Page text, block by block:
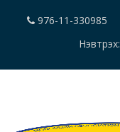
976-11-330985
Нэвтрэх: